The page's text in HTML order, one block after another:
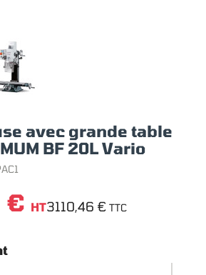
avec grande table
BF 20L Vario
€ HT3110,46 € TTC